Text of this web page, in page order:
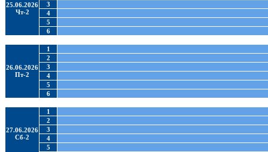
25.06.2026
Чт-2
3
4
5
6
26.06.2026
Пт-2
1
2
3
4
5
6
27.06.2026
Сб-2
1
2
3
4
5